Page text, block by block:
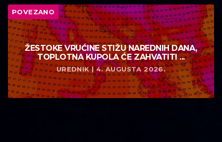
POVEZANO
ŽESTOKE VRUĆINE STIŽU NAREDNIH DANA,
TOPLOTNA KUPOLA ĆE ZAHVATITI ...
UREDNIK | 4. AUGUSTA 2026.